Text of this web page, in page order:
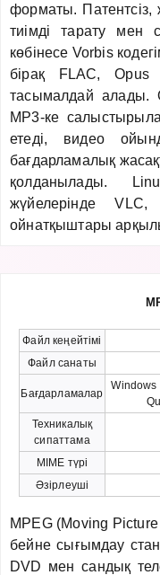
форматы.
тиімді тарату мен
көбінесе Vorbis
бірақ FLAC,
тасымалдай алады.
MP3-ке
етеді, видео
бағдарламалық
қолданылады.
жүйелерінде
ойнатқыштары
Файл кеңейтімі
Файл санаты
Бағдарламалар
Windows
Техникалық
сипаттама
MIME түрі
Әзірлеуші
MPEG (Moving
бейне сығымдау
DVD мен сандық